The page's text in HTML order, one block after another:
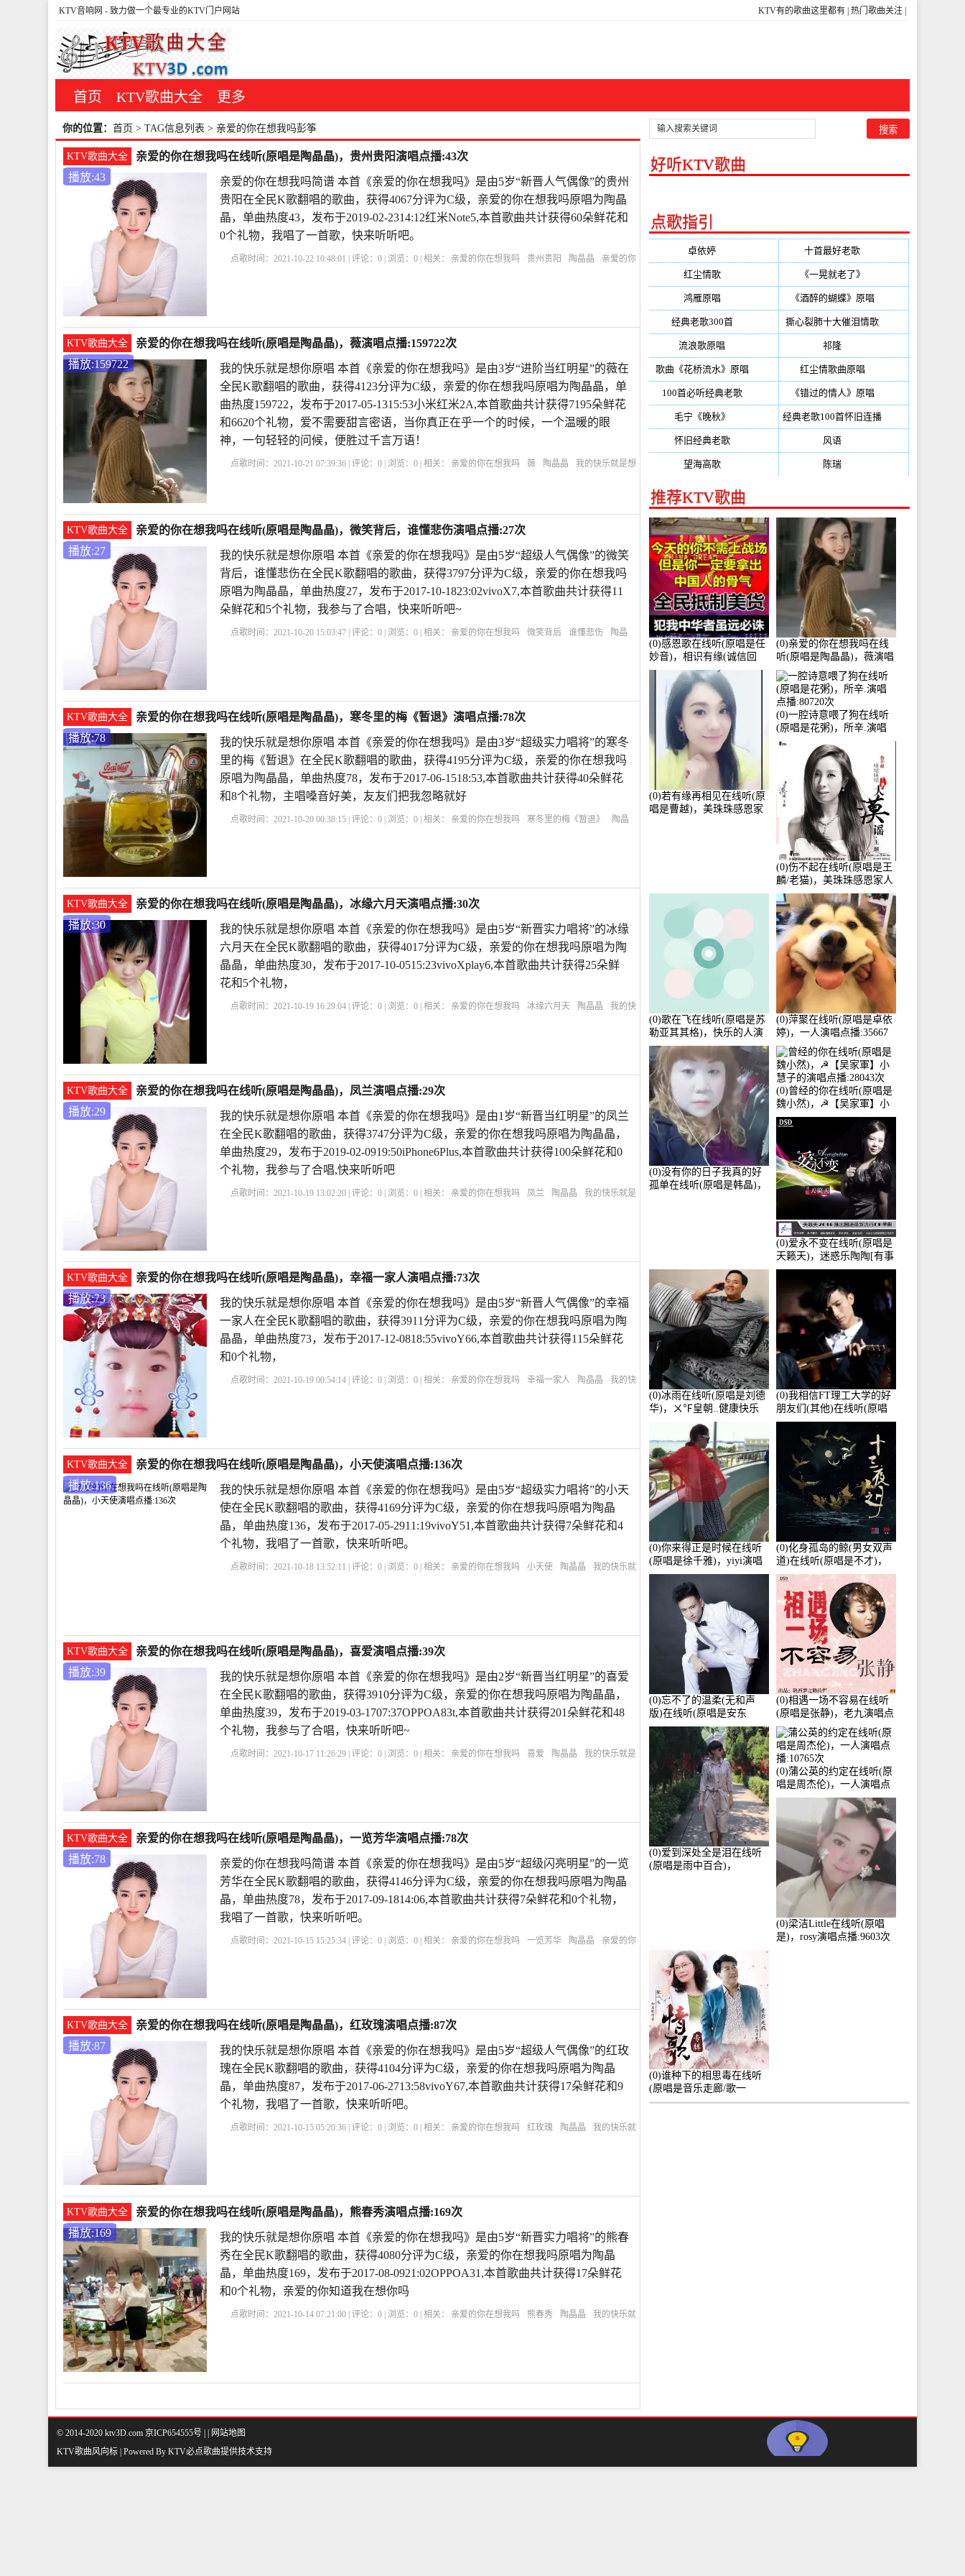
KTV有的歌曲这里都有 热门歌曲关注
KTV音响网 - 致力做一个最专业的KTV门户网站
首页 KTV歌曲大全 更多
你的位置： 首页 > TAG信息列表 > 亲爱的你在想我吗彭筝
KTV歌曲大全
亲爱的你在想我吗在线听(原唱是陶晶晶)，贵州贵阳演唱点播:43次
播放:43
亲爱的你在想我吗简谱 本首《亲爱的你在想我吗》是由5岁“新晋人气偶像”的贵州
贵阳在全民K歌翻唱的歌曲，获得4067分评为C级，亲爱的你在想我吗原唱为陶晶
晶，单曲热度43，发布于2019-02-2314:12红米Note5,本首歌曲共计获得60朵鲜花和
0个礼物，我唱了一首歌，快来听听吧。
点歌时间：2021-10-22 10:48:01 | 评论：0 | 浏览：0 | 相关： 亲爱的你在想我吗 贵州贵阳 陶晶晶
亲爱的你
KTV歌曲大全
亲爱的你在想我吗在线听(原唱是陶晶晶)，薇演唱点播:159722次
播放:159722
我的快乐就是想你原唱 本首《亲爱的你在想我吗》是由3岁“进阶当红明星”的薇在
全民K歌翻唱的歌曲，获得4123分评为C级，亲爱的你在想我吗原唱为陶晶晶，单
曲热度159722，发布于2017-05-1315:53小米红米2A,本首歌曲共计获得7195朵鲜花
和6620个礼物，爱不需要甜言密语，当你真正在乎一个的时候，一个温暖的眼
神，一句轻轻的问候，便胜过千言万语！
点歌时间：2021-10-21 07:39:36 | 评论：0 | 浏览：0 | 相关： 亲爱的你在想我吗 薇 陶晶晶
我的快乐就是想
KTV歌曲大全
亲爱的你在想我吗在线听(原唱是陶晶晶)，微笑背后，谁懂悲伤演唱点播:27次
播放:27
我的快乐就是想你原唱 本首《亲爱的你在想我吗》是由5岁“超级人气偶像”的微笑
背后，谁懂悲伤在全民K歌翻唱的歌曲，获得3797分评为C级，亲爱的你在想我吗
原唱为陶晶晶，单曲热度27，发布于2017-10-1823:02vivoX7,本首歌曲共计获得11
朵鲜花和5个礼物，我参与了合唱，快来听听吧~
点歌时间：2021-10-20 15:03:47 | 评论：0 | 浏览：0 | 相关： 亲爱的你在想我吗 微笑背后 谁懂悲伤
陶晶
KTV歌曲大全
亲爱的你在想我吗在线听(原唱是陶晶晶)，寒冬里的梅《暂退》演唱点播:78次
播放:78
我的快乐就是想你原唱 本首《亲爱的你在想我吗》是由3岁“超级实力唱将”的寒冬
里的梅《暂退》在全民K歌翻唱的歌曲，获得4195分评为C级，亲爱的你在想我吗
原唱为陶晶晶，单曲热度78，发布于2017-06-1518:53,本首歌曲共计获得40朵鲜花
和8个礼物，主唱嗓音好美，友友们把我忽略就好
点歌时间：2021-10-20 00:38:15 | 评论：0 | 浏览：0 | 相关： 亲爱的你在想我吗 寒冬里的梅《暂退》
陶晶
KTV歌曲大全
亲爱的你在想我吗在线听(原唱是陶晶晶)，冰缘六月天演唱点播:30次
播放:30
我的快乐就是想你原唱 本首《亲爱的你在想我吗》是由5岁“新晋实力唱将”的冰缘
六月天在全民K歌翻唱的歌曲，获得4017分评为C级，亲爱的你在想我吗原唱为陶
晶晶，单曲热度30，发布于2017-10-0515:23vivoXplay6,本首歌曲共计获得25朵鲜
花和5个礼物，
点歌时间：2021-10-19 16:29:04 | 评论：0 | 浏览：0 | 相关： 亲爱的你在想我吗 冰缘六月天 陶晶晶
我的快
KTV歌曲大全
亲爱的你在想我吗在线听(原唱是陶晶晶)，凤兰演唱点播:29次
播放:29
我的快乐就是想你原唱 本首《亲爱的你在想我吗》是由1岁“新晋当红明星”的凤兰
在全民K歌翻唱的歌曲，获得3747分评为C级，亲爱的你在想我吗原唱为陶晶晶，
单曲热度29，发布于2019-02-0919:50iPhone6Plus,本首歌曲共计获得100朵鲜花和0
个礼物，我参与了合唱,快来听听吧
点歌时间：2021-10-19 13:02:20 | 评论：0 | 浏览：0 | 相关： 亲爱的你在想我吗 凤兰 陶晶晶
我的快乐就是
KTV歌曲大全
亲爱的你在想我吗在线听(原唱是陶晶晶)，幸福一家人演唱点播:73次
播放:73
我的快乐就是想你原唱 本首《亲爱的你在想我吗》是由5岁“新晋人气偶像”的幸福
一家人在全民K歌翻唱的歌曲，获得3911分评为C级，亲爱的你在想我吗原唱为陶
晶晶，单曲热度73，发布于2017-12-0818:55vivoY66,本首歌曲共计获得115朵鲜花
和0个礼物，
点歌时间：2021-10-19 00:54:14 | 评论：0 | 浏览：0 | 相关： 亲爱的你在想我吗 幸福一家人 陶晶晶
我的快
KTV歌曲大全
亲爱的你在想我吗在线听(原唱是陶晶晶)，小天使演唱点播:136次
播放:136
我的快乐就是想你原唱 本首《亲爱的你在想我吗》是由5岁“超级实力唱将”的小天
使在全民K歌翻唱的歌曲，获得4169分评为C级，亲爱的你在想我吗原唱为陶晶
晶，单曲热度136，发布于2017-05-2911:19vivoY51,本首歌曲共计获得7朵鲜花和4
个礼物，我唱了一首歌，快来听听吧。
点歌时间：2021-10-18 13:52:11 | 评论：0 | 浏览：0 | 相关： 亲爱的你在想我吗 小天使 陶晶晶
我的快乐就
KTV歌曲大全
亲爱的你在想我吗在线听(原唱是陶晶晶)，喜爱演唱点播:39次
播放:39
我的快乐就是想你原唱 本首《亲爱的你在想我吗》是由2岁“新晋当红明星”的喜爱
在全民K歌翻唱的歌曲，获得3910分评为C级，亲爱的你在想我吗原唱为陶晶晶，
单曲热度39，发布于2019-03-1707:37OPPOA83t,本首歌曲共计获得201朵鲜花和48
个礼物，我参与了合唱，快来听听吧~
点歌时间：2021-10-17 11:26:29 | 评论：0 | 浏览：0 | 相关： 亲爱的你在想我吗 喜爱 陶晶晶
我的快乐就是
KTV歌曲大全
亲爱的你在想我吗在线听(原唱是陶晶晶)，一览芳华演唱点播:78次
播放:78
亲爱的你在想我吗简谱 本首《亲爱的你在想我吗》是由5岁“超级闪亮明星”的一览
芳华在全民K歌翻唱的歌曲，获得4146分评为C级，亲爱的你在想我吗原唱为陶晶
晶，单曲热度78，发布于2017-09-1814:06,本首歌曲共计获得7朵鲜花和0个礼物，
我唱了一首歌，快来听听吧。
点歌时间：2021-10-15 15:25:34 | 评论：0 | 浏览：0 | 相关： 亲爱的你在想我吗 一览芳华 陶晶晶
亲爱的你
KTV歌曲大全
亲爱的你在想我吗在线听(原唱是陶晶晶)，红玫瑰演唱点播:87次
播放:87
我的快乐就是想你原唱 本首《亲爱的你在想我吗》是由5岁“超级人气偶像”的红玫
瑰在全民K歌翻唱的歌曲，获得4104分评为C级，亲爱的你在想我吗原唱为陶晶
晶，单曲热度87，发布于2017-06-2713:58vivoY67,本首歌曲共计获得17朵鲜花和9
个礼物，我唱了一首歌，快来听听吧。
点歌时间：2021-10-15 05:20:36 | 评论：0 | 浏览：0 | 相关： 亲爱的你在想我吗 红玫瑰 陶晶晶
我的快乐就
KTV歌曲大全
亲爱的你在想我吗在线听(原唱是陶晶晶)，熊春秀演唱点播:169次
播放:169
我的快乐就是想你原唱 本首《亲爱的你在想我吗》是由5岁“新晋实力唱将”的熊春
秀在全民K歌翻唱的歌曲，获得4080分评为C级，亲爱的你在想我吗原唱为陶晶
晶，单曲热度169，发布于2017-08-0921:02OPPOA31,本首歌曲共计获得17朵鲜花
和0个礼物，亲爱的你知道我在想你吗
点歌时间：2021-10-14 07:21:00 | 评论：0 | 浏览：0 | 相关： 亲爱的你在想我吗 熊春秀 陶晶晶
我的快乐就
好听KTV歌曲
点歌指引
卓依婷 十首最好老歌
红尘情歌(296) 《一晃就老了》
鸿雁原唱 《酒醉的蝴蝶》原唱
经典老歌300首(203) 撕心裂肺十大催泪情歌
流浪歌原唱 祁隆
歌曲《花桥流水》原唱 红尘情歌曲原唱
100首必听经典老歌(150) 《错过的情人》原唱
毛宁《晚秋》 经典老歌100首怀旧连播
怀旧经典老歌(133) 风语
望海高歌(131) 陈瑞
推荐KTV歌曲
(0)感恩歌在线听(原唱是任
妙音)，相识有缘(诚信回
访)演唱点播:161288次
(0)亲爱的你在想我吗在线
听(原唱是陶晶晶)，薇演唱
点播:159722次
(0)若有缘再相见在线听(原
唱是曹越)，美珠珠感恩家
(0)一腔诗意喂了狗在线听
(原唱是花粥)，所辛.演唱
点播:80720次
(0)伤不起在线听(原唱是王
麟/老猫)，美珠珠感恩家人
演唱点播:80218次
(0)歌在飞在线听(原唱是苏
勒亚其其格)，快乐的人演
唱点播:36次
(0)萍聚在线听(原唱是卓依
婷)，一人演唱点播:35667
次
(0)没有你的日子我真的好
孤单在线听(原唱是韩晶)，
(0)曾经的你在线听(原唱是
魏小然)，☭【吴家軍】小
慧子的演唱点播:28043次
(0)爱永不变在线听(原唱是
天籁天)，迷惑乐陶陶[有事
暂离]演唱点播:27678次
(0)冰雨在线听(原唱是刘德
华)，ㄨ℉皇朝..健康快乐
演唱点播:26643次
(0)我相信FT理工大学的好
朋友们(其他)在线听(原唱
是杨培安)，老乔演唱点
播:23714次
(0)你来得正是时候在线听
(原唱是徐千雅)，yiyi演唱
点播:21991次
(0)化身孤岛的鲸(男女双声
道)在线听(原唱是不才)，
HGBai演唱点播:19428次
(0)忘不了的温柔(无和声
版)在线听(原唱是安东
阳)，老九演唱点播:17392
次
(0)相遇一场不容易在线听
(原唱是张静)，老九演唱点
播:11453次
(0)爱到深处全是泪在线听
(原唱是雨中百合)，
(0)蒲公英的约定在线听(原
唱是周杰伦)，一人演唱点
播:10765次
(0)梁洁Little在线听(原唱
是)，rosy演唱点播:9603次
(0)谁种下的相思毒在线听
(原唱是音乐走廊/歌一
生)，小群演唱点播:8975次
© 2014-2020 ktv3D.com 京ICP654555号 |
网站地图
KTV歌曲风向标 | Powered By KTV必点歌曲提供技术支持